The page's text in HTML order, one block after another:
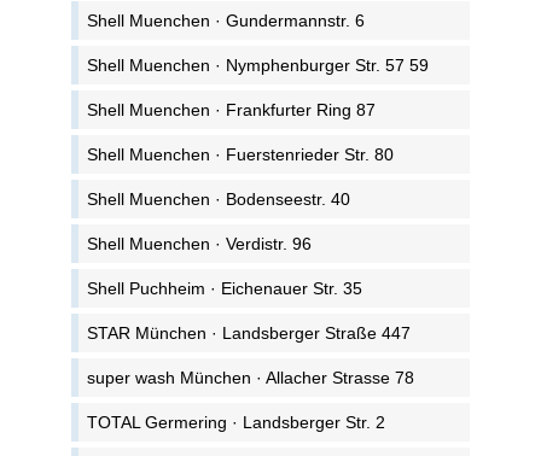
Shell Muenchen · Gundermannstr. 6
Shell Muenchen · Nymphenburger Str. 57 59
Shell Muenchen · Frankfurter Ring 87
Shell Muenchen · Fuerstenrieder Str. 80
Shell Muenchen · Bodenseestr. 40
Shell Muenchen · Verdistr. 96
Shell Puchheim · Eichenauer Str. 35
STAR München · Landsberger Straße 447
super wash München · Allacher Strasse 78
TOTAL Germering · Landsberger Str. 2